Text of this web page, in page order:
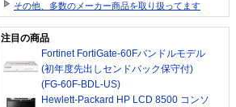
その他、多数のメーカー商品を取り扱ってます
注目の商品
Fortinet FortiGate-60Fバンドルモデル
(初年度先出しセンドバック保守付)
(FG-60F-BDL-US)
Hewlett-Packard HP LCD 8500 コンソ